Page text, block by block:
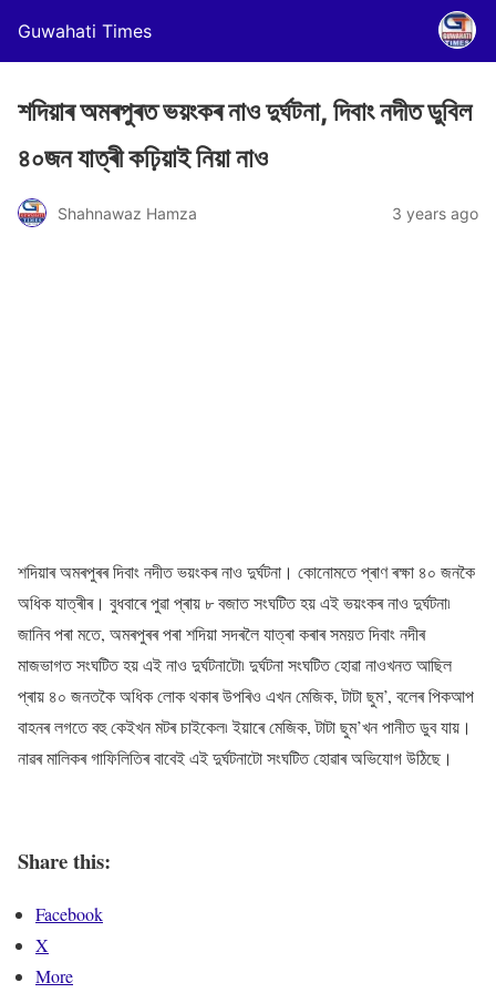
Guwahati Times
শদিয়াৰ অমৰপুৰত ভয়ংকৰ নাও দুৰ্ঘটনা, দিবাং নদীত ডুবিল
৪০জন যাত্ৰী কঢ়িয়াই নিয়া নাও
Shahnawaz Hamza 3 years ago
শদিয়াৰ অমৰপুৰৰ দিবাং নদীত ভয়ংকৰ নাও দুৰ্ঘটনা। কোনোমতে প্ৰাণ ৰক্ষা ৪০ জনকৈ
অধিক যাত্ৰীৰ। বুধবাৰে পুৱা প্ৰায় ৮ বজাত সংঘটিত হয় এই ভয়ংকৰ নাও দুৰ্ঘটনা৷
জানিব পৰা মতে, অমৰপুৰৰ পৰা শদিয়া সদৰলৈ যাত্ৰা কৰাৰ সময়ত দিবাং নদীৰ
মাজভাগত সংঘটিত হয় এই নাও দুৰ্ঘটনাটো৷ দুৰ্ঘটনা সংঘটিত হোৱা নাওখনত আছিল
প্ৰায় ৪০ জনতকৈ অধিক লোক থকাৰ উপৰিও এখন মেজিক, টাটা ছুম’, বলেৰ পিকআপ
বাহনৰ লগতে বহু কেইখন মটৰ চাইকেল৷ ইয়াৰে মেজিক, টাটা ছুম’খন পানীত ডুব যায়।
নাৱৰ মালিকৰ গাফিলিতিৰ বাবেই এই দুৰ্ঘটনাটো সংঘটিত হোৱাৰ অভিযোগ উঠিছে।
Share this:
Facebook
X
More